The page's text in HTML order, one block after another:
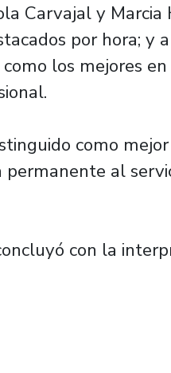
Carvajal y
por hora; y
los mejores
como
al
con la